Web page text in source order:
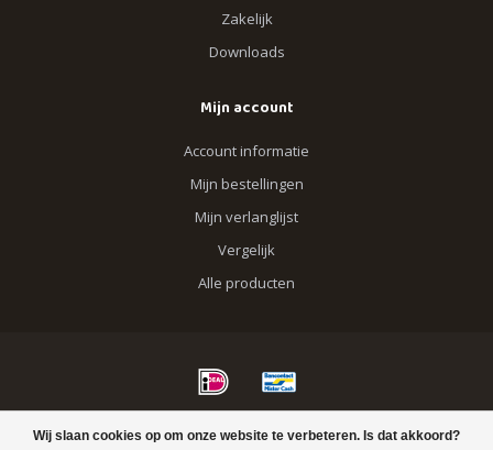
Wij slaan cookies op om onze website te verbeteren. Is dat akkoord?
Zakelijk
Downloads
Mijn account
Account informatie
Mijn bestellingen
Mijn verlanglijst
Vergelijk
Alle producten
© Copyright 2026 Blik op Hout